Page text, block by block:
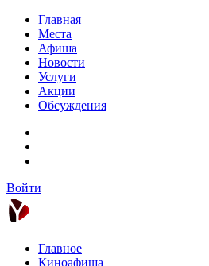
Главная
Места
Афиша
Новости
Услуги
Акции
Обсуждения
Войти
Главное
Киноафиша